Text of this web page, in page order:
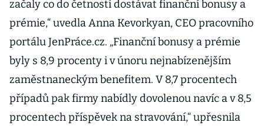
začaly co do četnosti dostávat finanční bonusy a
prémie,“ uvedla Anna Kevorkyan, CEO pracovního
portálu JenPráce.cz. „Finanční bonusy a prémie
byly s 8,9 procenty i v únoru nejnabízenějším
zaměstnaneckým benefitem. V 8,7 procentech
případů pak firmy nabídly dovolenou navíc a v 8,5
procentech příspěvek na stravování,“ upřesnila